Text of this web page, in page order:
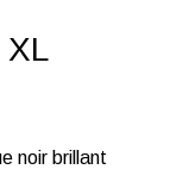
XL
noir brillant